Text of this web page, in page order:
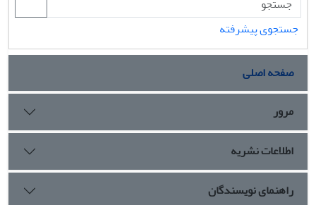
جستجوی پیشرفته
صفحه اصلی
مرور
اطلاعات نشریه
راهنمای نویسندگان